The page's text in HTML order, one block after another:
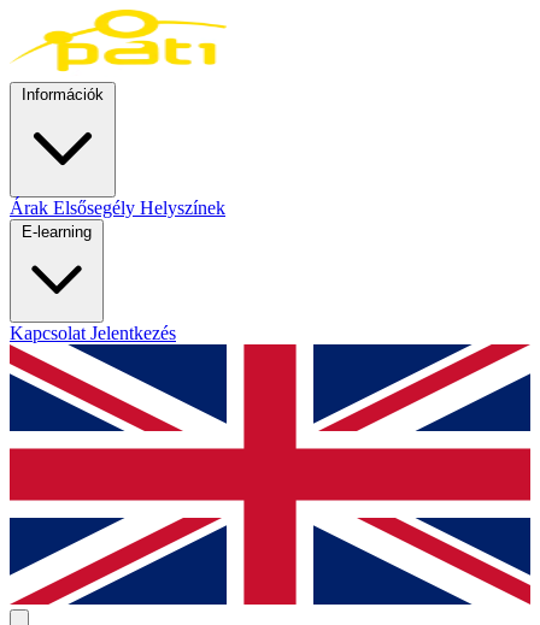
Információk
Árak Elsősegély Helyszínek
E-learning
Kapcsolat Jelentkezés